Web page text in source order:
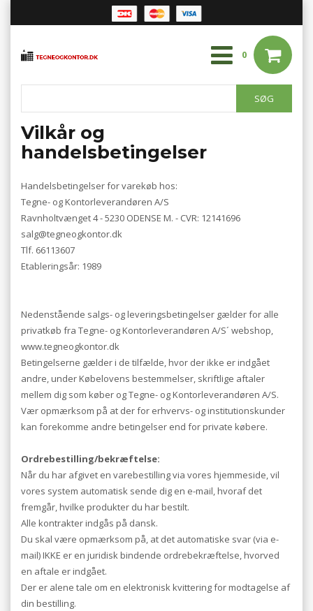
0
Vilkår og
handelsbetingelser
Handelsbetingelser for varekøb hos:
Tegne- og Kontorleverandøren A/S
Ravnholtvænget 4 - 5230 ODENSE M. - CVR: 12141696
salg@tegneogkontor.dk
Tlf. 66113607
Etableringsår: 1989
Nedenstående salgs- og leveringsbetingelser gælder for alle
privatkøb fra Tegne- og Kontorleverandøren A/S´ webshop,
www.tegneogkontor.dk
Betingelserne gælder i de tilfælde, hvor der ikke er indgået
andre, under Købelovens bestemmelser, skriftlige aftaler
mellem dig som køber og Tegne- og Kontorleverandøren A/S.
Vær opmærksom på at der for erhvervs- og institutionskunder
kan forekomme andre betingelser end for private købere.
Ordrebestilling/bekræftelse:
Når du har afgivet en varebestilling via vores hjemmeside, vil
vores system automatisk sende dig en e-mail, hvoraf det
fremgår, hvilke produkter du har bestilt.
Alle kontrakter indgås på dansk.
Du skal være opmærksom på, at det automatiske svar (via e-
mail) IKKE er en juridisk bindende ordrebekræftelse, hvorved
en aftale er indgået.
Der er alene tale om en elektronisk kvittering for modtagelse af
din bestilling.